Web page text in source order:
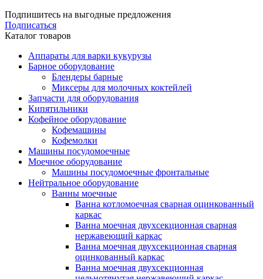
Подпишитесь на выгодные предложения
Подписаться
Каталог товаров
Аппараты для варки кукурузы
Барное оборудование
Блендеры барные
Миксеры для молочных коктейлей
Запчасти для оборудования
Кипятильники
Кофейное оборудование
Кофемашины
Кофемолки
Машины посудомоечные
Моечное оборудование
Машины посудомоечные фронтальные
Нейтральное оборудование
Ванны моечные
Ванна котломоечная сварная оцинкованный
каркас
Ванна моечная двухсекционная сварная
нержавеющий каркас
Ванна моечная двухсекционная сварная
оцинкованный каркас
Ванна моечная двухсекционная